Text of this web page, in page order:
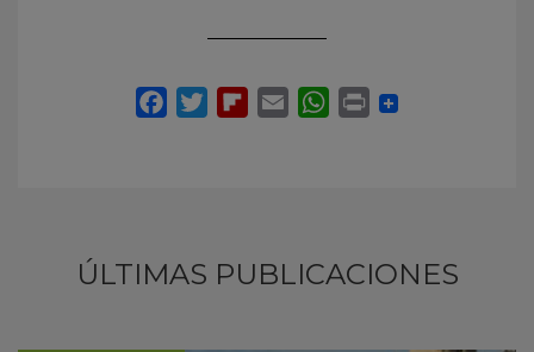
ÚLTIMAS PUBLICACIONES